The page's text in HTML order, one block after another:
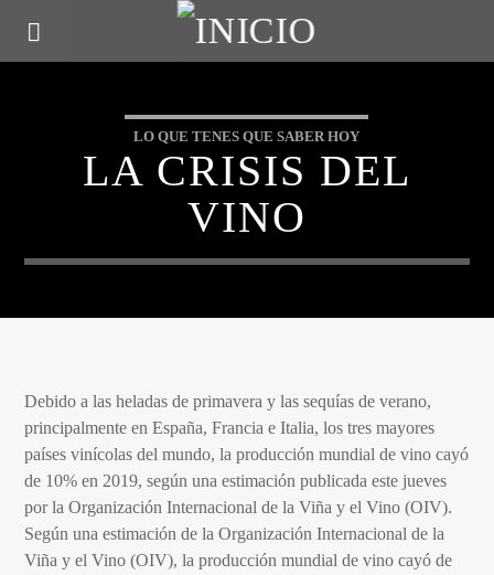
LO QUE TENES QUE SABER HOY
LA CRISIS DEL
VINO
Debido a las heladas de primavera y las sequías de verano,
principalmente en España, Francia e Italia, los tres mayores
países vinícolas del mundo, la producción mundial de vino cayó
de 10% en 2019, según una estimación publicada este jueves
por la Organización Internacional de la Viña y el Vino (OIV).
Según una estimación de la Organización Internacional de la
Viña y el Vino (OIV), la producción mundial de vino cayó de